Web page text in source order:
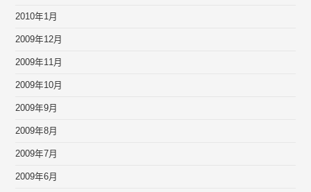
2010年1月
2009年12月
2009年11月
2009年10月
2009年9月
2009年8月
2009年7月
2009年6月